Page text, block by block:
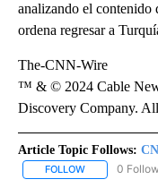
analizando el contenido
ordena regresar a
The-CNN-Wire
™ & © 2024 Cable
Discovery Company.
Article Topic Follows:
FOLLOW FOLLOW
0